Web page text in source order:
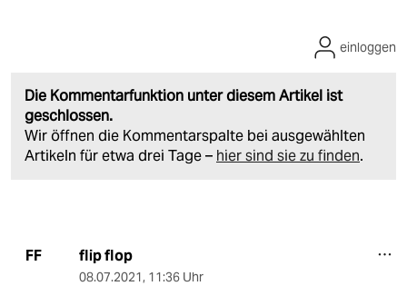
Die Kommentarfunktion unter diesem Artikel ist
geschlossen.
Wir öffnen die Kommentarspalte bei ausgewählten
Artikeln für etwa drei Tage – hier sind sie zu finden.
einloggen
FF flip flop
08.07.2021, 11:36 Uhr